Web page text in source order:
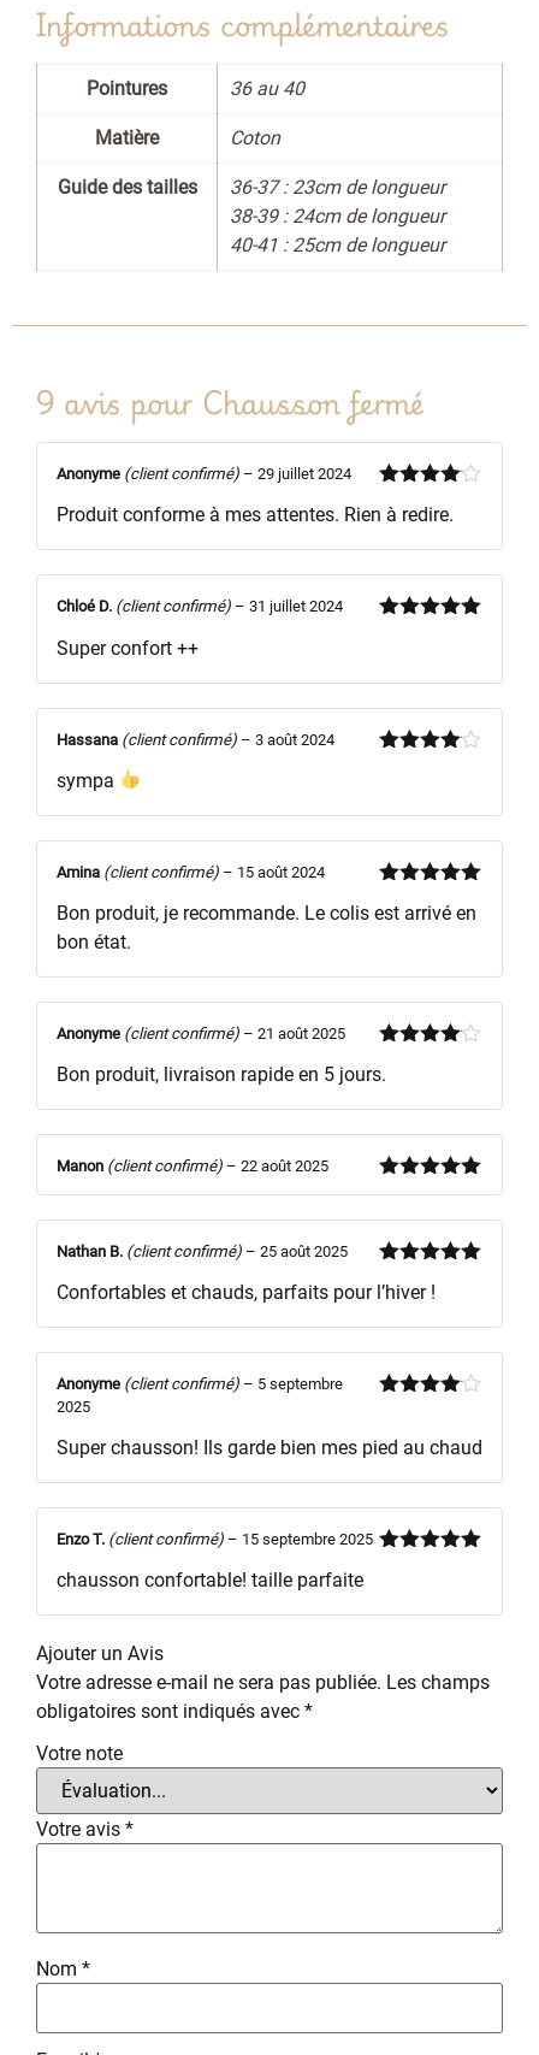
Informations complémentaires
Pointures 36 au 40
Matière Coton
Guide des tailles
36-37 : 23cm de longueur
38-39 : 24cm de longueur
40-41 : 25cm de longueur
9 avis pour Chausson fermé
sur 5
Anonyme (client confirmé) – 29 juillet 2024
Produit conforme à mes attentes. Rien à redire.
Chloé D. (client confirmé) – 31 juillet 2024
Super confort ++
Hassana (client confirmé) – 3 août 2024
sympa
5
Amina (client confirmé) – 15 août 2024
Bon produit, je recommande. Le colis est arrivé en
bon état.
sur 5
Anonyme (client confirmé) – 21 août 2025
Bon produit, livraison rapide en 5 jours.
Note5sur
Manon (client confirmé) – 22 août 2025
5
Nathan B. (client confirmé) – 25 août 2025
Confortables et chauds, parfaits pour l’hiver !
Anonyme (client confirmé) – 5 septembre
2025
Super chausson! Ils garde bien mes pied au chaud
Enzo T. (client confirmé) – 15 septembre 2025
chausson confortable! taille parfaite
Ajouter un Avis
Votre adresse e-mail ne sera pas publiée. Les champs
obligatoires sont indiqués avec *
Votre note
Votre avis *
Nom *